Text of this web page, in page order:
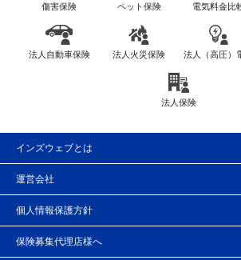
傷害保険 ペット保険 電気料金比
法人自動車保険 法人火災保険 法人（高圧）
法人保険
インズウェブとは
運営会社
個人情報保護方針
保険募集代理店様へ